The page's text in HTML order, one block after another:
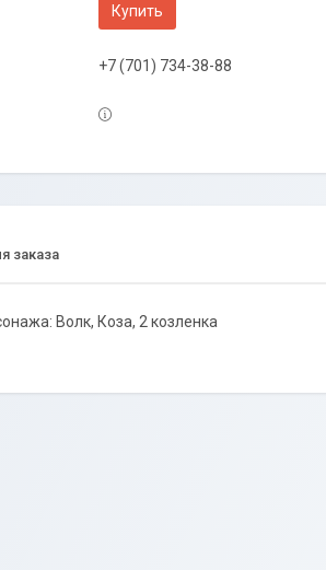
Купить
+7 (701) 734-38-88
заказа
Волк, Коза, 2 козленка